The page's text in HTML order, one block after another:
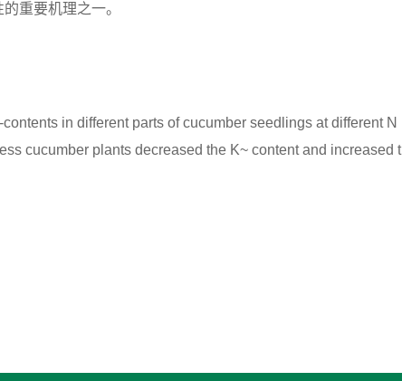
重要机理之一。
in different parts of cucumber seedlings at different N
cucumber plants decreased the K~ content and increased t